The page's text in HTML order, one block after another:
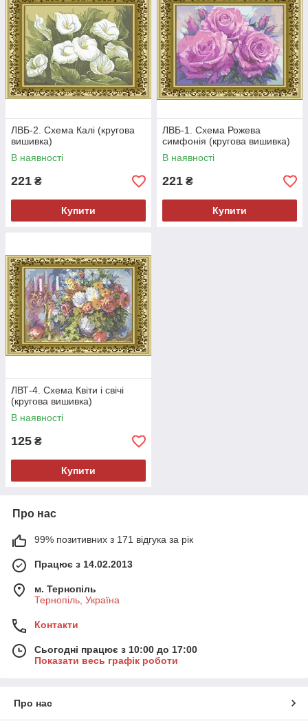
ЛВБ-2. Схема Калі (кругова
вишивка)
В наявності
221 ₴
Купити
ЛВБ-1. Схема Рожева
симфонія (кругова вишивка)
В наявності
221 ₴
Купити
ЛВТ-4. Схема Квіти і свічі
(кругова вишивка)
В наявності
125 ₴
Купити
Про нас
99% позитивних з 171 відгука за рік
Працює з 14.02.2013
м. Тернопіль
Тернопіль, Україна
Контакти
Сьогодні працює з 10:00 до 17:00
Показати весь графік роботи
Про нас